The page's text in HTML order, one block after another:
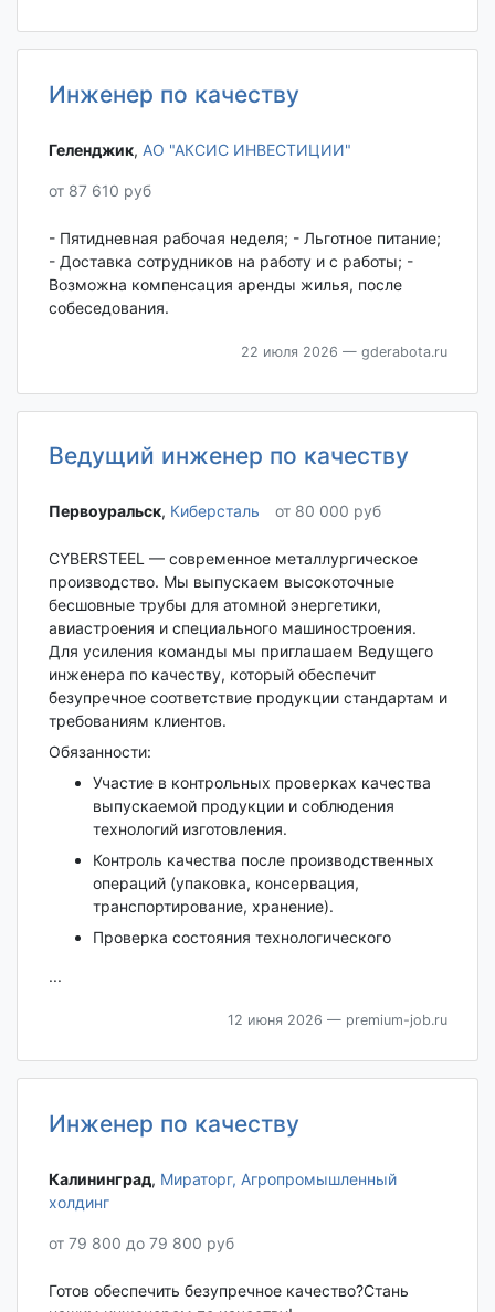
Инженер по качеству
Геленджик‎, АО "АКСИС ИНВЕСТИЦИИ"
от 87 610 руб
- Пятидневная рабочая неделя; - Льготное питание;
- Доставка сотрудников на работу и с работы; -
Возможна компенсация аренды жилья, после
собеседования.
22 июля 2026 — gderabota.ru
Ведущий инженер по качеству
Первоуральск‎, Киберсталь от 80 000 руб
CYBERSTEEL — современное металлургическое
производство. Мы выпускаем высокоточные
бесшовные трубы для атомной энергетики,
авиастроения и специального машиностроения.
Для усиления команды мы приглашаем Ведущего
инженера по качеству, который обеспечит
безупречное соответствие продукции стандартам и
требованиям клиентов.
Обязанности:
Участие в контрольных проверках качества
выпускаемой продукции и соблюдения
технологий изготовления.
Контроль качества после производственных
операций (упаковка, консервация,
транспортирование, хранение).
Проверка состояния технологического
...
12 июня 2026 — premium-job.ru
Инженер по качеству
Калининград‎, Мираторг, Агропромышленный
холдинг
от 79 800 до 79 800 руб
Готов обеспечить безупречное качество?Стань